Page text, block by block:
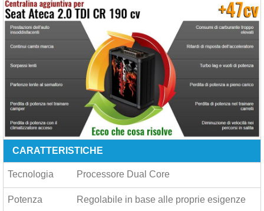
CARATTERISTICHE
Tecnologia Processore Dual Core
Potenza Regolabile in base alle proprie esigenze